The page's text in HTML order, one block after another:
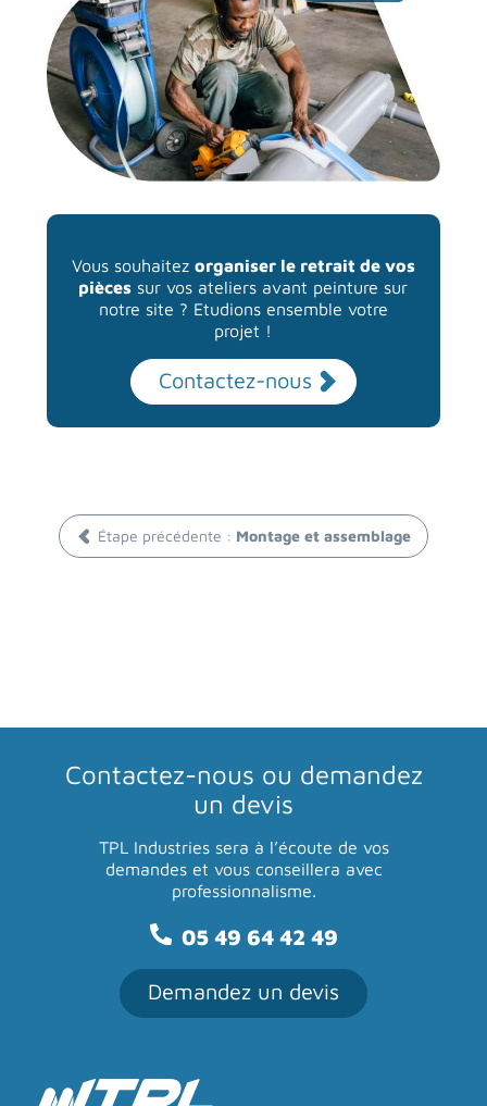
Vous souhaitez organiser le retrait de vos
pièces sur vos ateliers avant peinture sur
notre site ? Etudions ensemble votre
projet !
Contactez-nous
Étape précédente : Montage et assemblage
Contactez-nous ou demandez
un devis
TPL Industries sera à l’écoute de vos
demandes et vous conseillera avec
professionnalisme.
05 49 64 42 49
Demandez un devis